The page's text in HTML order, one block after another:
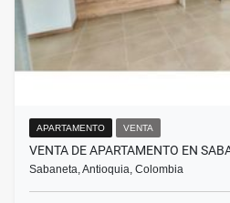
APARTAMENTO VENTA
VENTA DE APARTAMENTO EN
Sabaneta, Antioquia, Colombia